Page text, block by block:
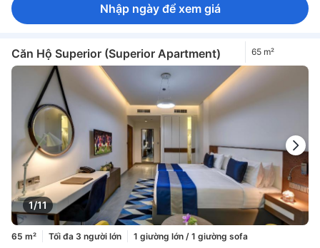
Nhập ngày để xem giá
Căn Hộ Superior (Superior Apartment) 65 m²
1/11
65 m² Tối đa 3 người lớn
1 giường lớn / 1 giường sofa